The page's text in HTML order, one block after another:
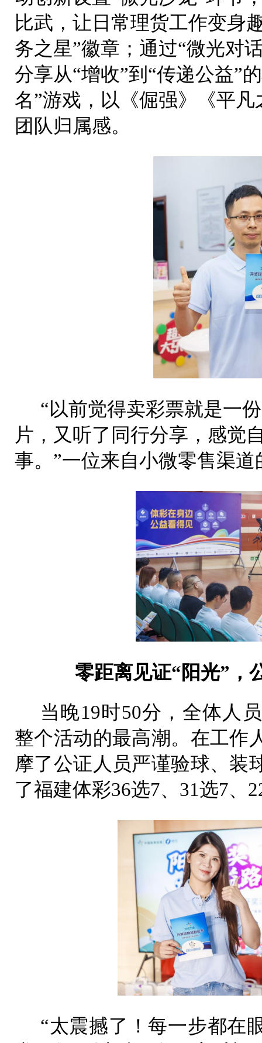
比武，让日常理货工作变身
务之星”徽章；通过“微光对
分享从“增收”到“传递公益”
名”游戏，以《倔强》《平
团队归属感。
“以前觉得卖彩票就是一
片，又听了同行分享，感觉
事。”一位来自小微零售渠
零距离见证“阳光”，
当晚19时50分，全体人
整个活动的最高潮。在工作
摩了公证人员严谨验球、装
了福建体彩36选7、31选7、
“太震撼了！每一步都在